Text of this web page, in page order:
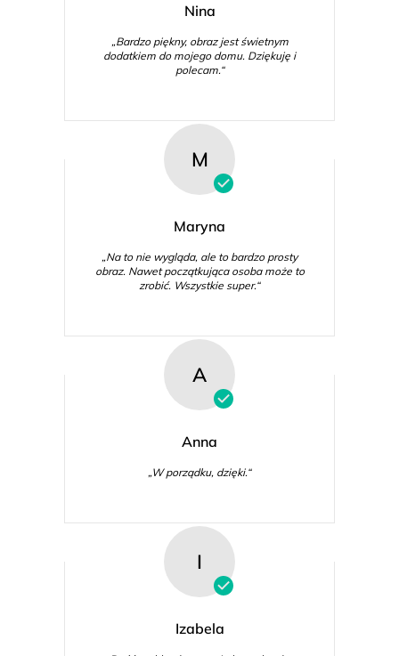
Nina
„Bardzo piękny, obraz jest świetnym
dodatkiem do mojego domu. Dziękuję i
polecam.“
M
Maryna
„Na to nie wygląda, ale to bardzo prosty
obraz. Nawet początkująca osoba może to
zrobić. Wszystkie super.“
A
Anna
„W porządku, dzięki.“
I
Izabela